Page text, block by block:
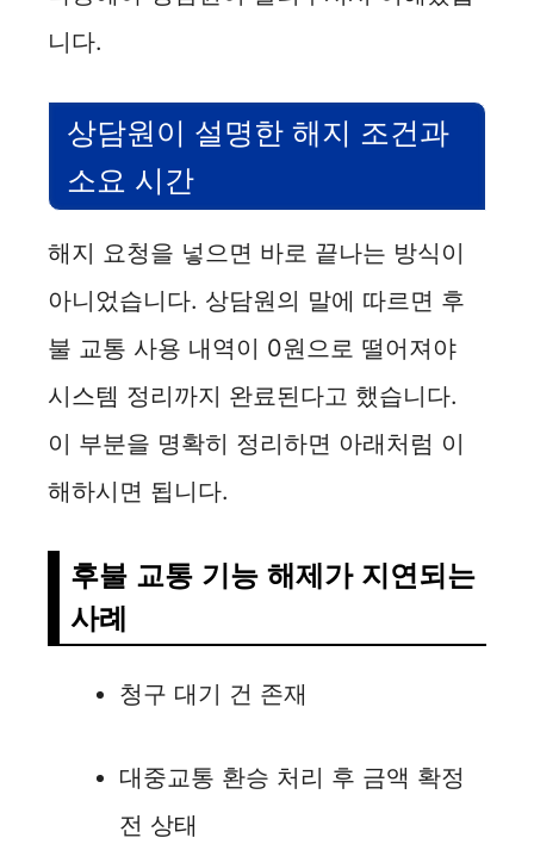
니다.
상담원이 설명한 해지 조건과
소요 시간
해지 요청을 넣으면 바로 끝나는 방식이
아니었습니다. 상담원의 말에 따르면 후
불 교통 사용 내역이 0원으로 떨어져야
시스템 정리까지 완료된다고 했습니다.
이 부분을 명확히 정리하면 아래처럼 이
해하시면 됩니다.
후불 교통 기능 해제가 지연되는
사례
청구 대기 건 존재
대중교통 환승 처리 후 금액 확정
전 상태